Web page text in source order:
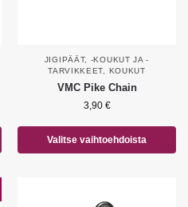
JIGIPÄÄT, -KOUKUT JA -
TARVIKKEET, KOUKUT
VMC Pike Chain
3,90 €
Valitse vaihtoehdoista